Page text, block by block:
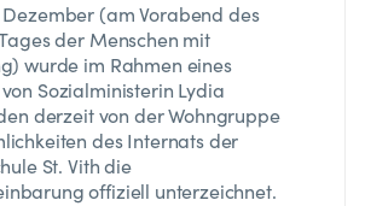
(am Vorabend des
der Menschen mit
wurde im Rahmen eines
Sozialministerin Lydia
derzeit von der Wohngruppe
des Internats der
St. Vith die
offiziell unterzeichnet.